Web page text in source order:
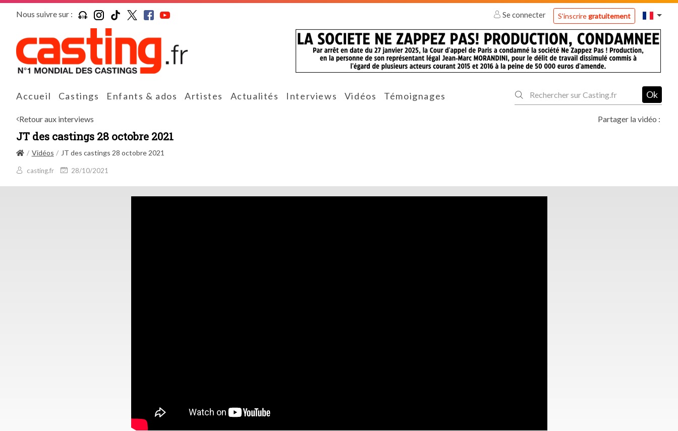
Nous suivre sur : Se connecter S'inscriregratuitement
Accueil Castings Enfants & ados Artistes Actualités Interviews Vidéos Témoignages Ok
Retour aux interviews Partager la vidéo :
JT des castings 28 octobre 2021
Vidéos JT des castings 28 octobre 2021
casting.fr 28/10/2021